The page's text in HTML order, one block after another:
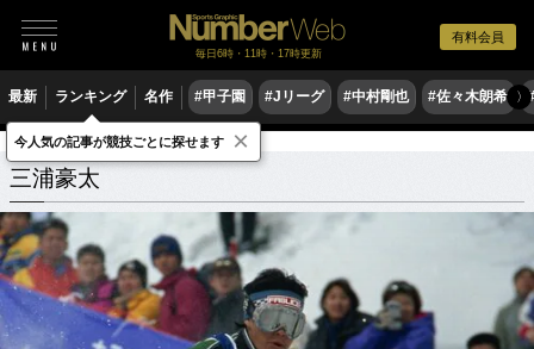
有料会員
毎日6時・11時・17時更新
最新 ランキング 名作 #甲子園 #Jリーグ #中村剛也 #佐々木朗希 〉
三浦豪太 関連記事
三浦豪太
今人気の記事が競技ごとに探せます ×